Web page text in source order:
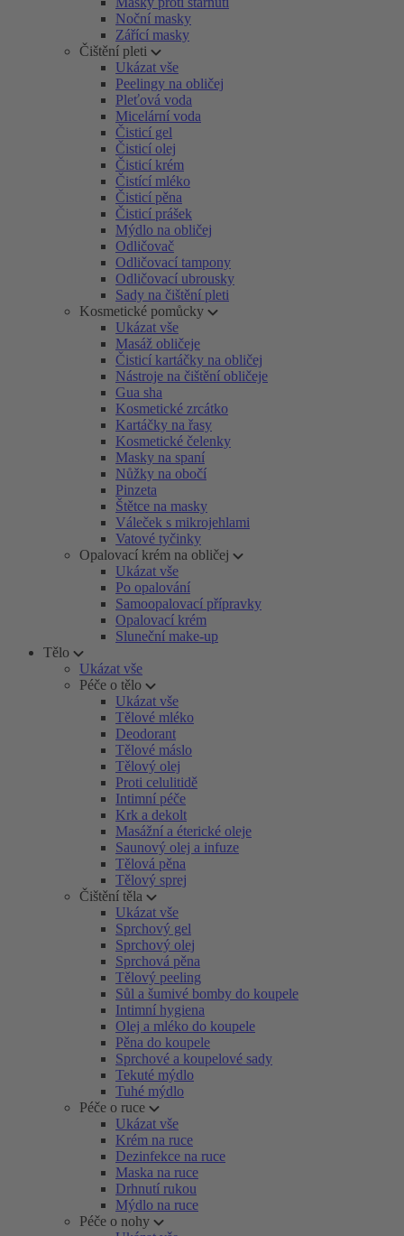
Noční masky
Zářící masky
Čištění pleti
Ukázat vše
Peelingy na obličej
Pleťová voda
Micelární voda
Čisticí gel
Čisticí olej
Čisticí krém
Čistící mléko
Čisticí pěna
Čisticí prášek
Mýdlo na obličej
Odličovač
Odličovací tampony
Odličovací ubrousky
Sady na čištění pleti
Kosmetické pomůcky
Ukázat vše
Masáž obličeje
Čisticí kartáčky na obličej
Nástroje na čištění obličeje
Gua sha
Kosmetické zrcátko
Kartáčky na řasy
Kosmetické čelenky
Masky na spaní
Nůžky na obočí
Pinzeta
Štětce na masky
Váleček s mikrojehlami
Vatové tyčinky
Opalovací krém na obličej
Ukázat vše
Po opalování
Samoopalovací přípravky
Opalovací krém
Sluneční make-up
Tělo
Ukázat vše
Péče o tělo
Ukázat vše
Tělové mléko
Deodorant
Tělové máslo
Tělový olej
Proti celulitidě
Intimní péče
Krk a dekolt
Masážní a éterické oleje
Saunový olej a infuze
Tělová pěna
Tělový sprej
Čištění těla
Ukázat vše
Sprchový gel
Sprchový olej
Sprchová pěna
Tělový peeling
Sůl a šumivé bomby do koupele
Intimní hygiena
Olej a mléko do koupele
Pěna do koupele
Sprchové a koupelové sady
Tekuté mýdlo
Tuhé mýdlo
Péče o ruce
Ukázat vše
Krém na ruce
Dezinfekce na ruce
Maska na ruce
Drhnutí rukou
Mýdlo na ruce
Péče o nohy